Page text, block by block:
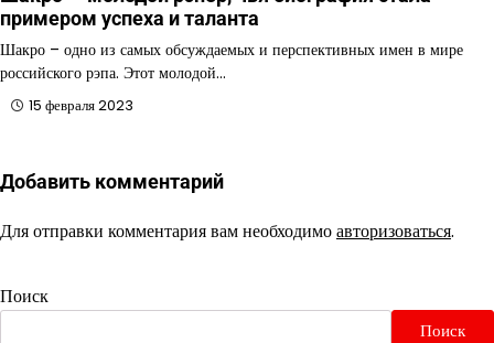
примером успеха и таланта
Шакро – одно из самых обсуждаемых и перспективных имен в мире
российского рэпа. Этот молодой…
15 февраля 2023
Добавить комментарий
Для отправки комментария вам необходимоавторизоваться.
Поиск
Поиск